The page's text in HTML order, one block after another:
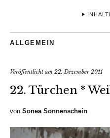
ALLGEMEIN
Veröffentlicht am 22. Dezember 2011
22. Türchen *
von Sonea Sonnenschein